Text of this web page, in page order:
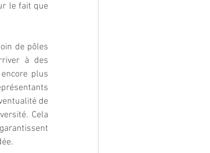
le fait que
de pôles
à des
plus
de
Cela